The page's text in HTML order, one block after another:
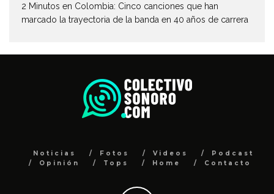
2 Minutos en Colombia: Cinco canciones que han
marcado la trayectoria de la banda en 40 años de carrera
Noticias Fotos Videos
Podcast
Opinión
Tops Home Contacto